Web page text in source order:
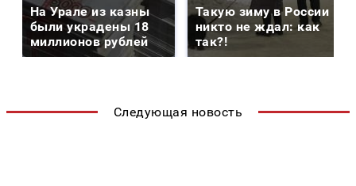
На Урале из казны
были украдены 18
миллионов рублей
Такую зиму в России
никто не ждал: как
так?!
Следующая новость